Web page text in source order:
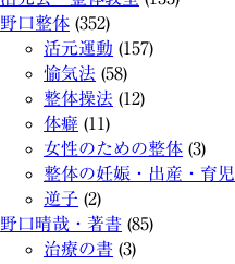
野口整体 (352)
活元運動 (157)
愉気法 (58)
整体操法 (12)
体癖 (11)
女性のための整体 (3)
整体の妊娠・出産・育児
逆子 (2)
野口晴哉・著書 (85)
治療の書 (3)